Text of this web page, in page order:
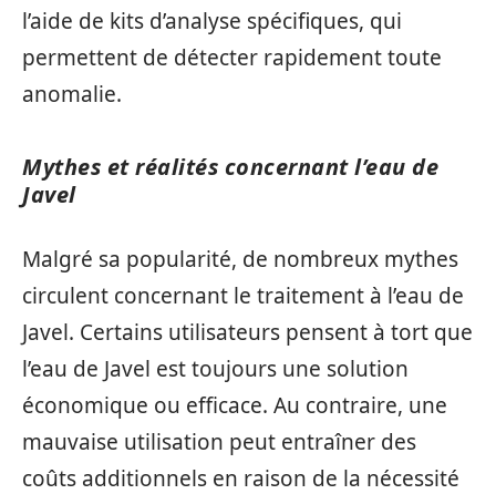
l’aide de kits d’analyse spécifiques, qui
permettent de détecter rapidement toute
anomalie.
Mythes et réalités concernant l’eau de
Javel
Malgré sa popularité, de nombreux mythes
circulent concernant le traitement à l’eau de
Javel. Certains utilisateurs pensent à tort que
l’eau de Javel est toujours une solution
économique ou efficace. Au contraire, une
mauvaise utilisation peut entraîner des
coûts additionnels en raison de la nécessité